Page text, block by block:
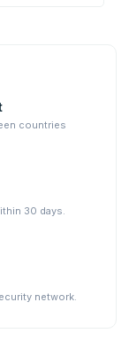
countries
30 days.
network.